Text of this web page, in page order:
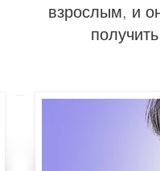
взрослым, и